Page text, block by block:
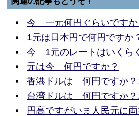
今 一元何円ぐらいですか
1元は日本円で何円ですか
今 1元のレートはいくら
元は今 何円ですか？
香港ドルは 何円ですか？
台湾ドルは 何円ですか？
円高ですがいま人民元に